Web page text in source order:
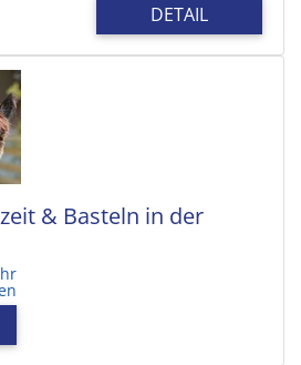
DETAIL
& Basteln in der